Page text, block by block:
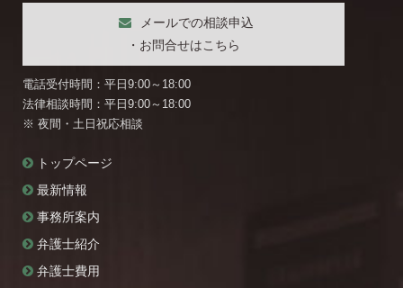
メールでの相談申込
・お問合せはこちら
電話受付時間：平日9:00～18:00
法律相談時間：平日9:00～18:00
※ 夜間・土日祝応相談
トップページ
最新情報
事務所案内
弁護士紹介
弁護士費用